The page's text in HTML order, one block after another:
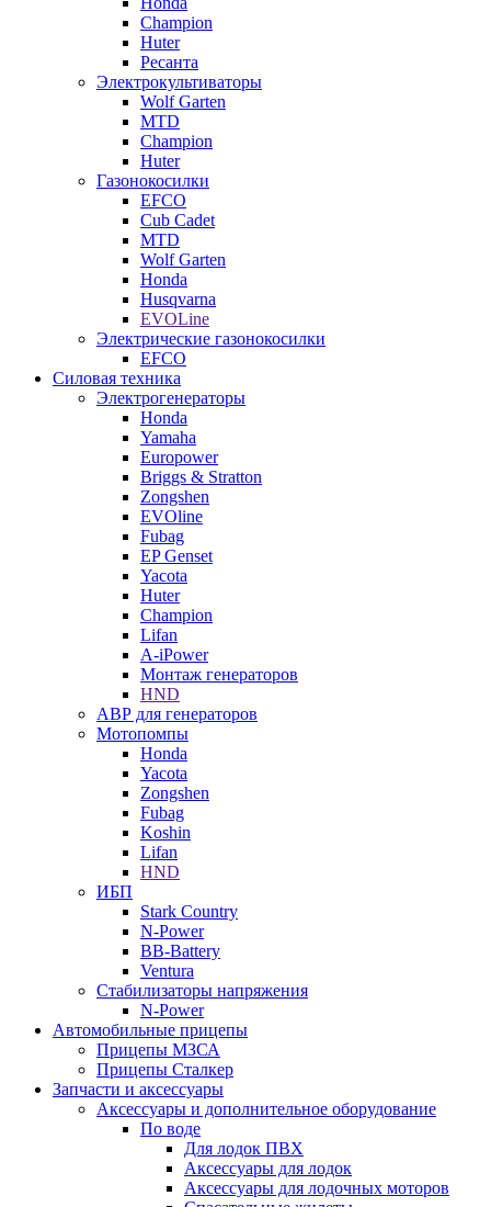
Champion
Huter
Ресанта
Электрокультиваторы
Wolf Garten
MTD
Champion
Huter
Газонокосилки
EFCO
Cub Cadet
MTD
Wolf Garten
Honda
Husqvarna
EVOLine
Электрические газонокосилки
EFCO
Силовая техника
Электрогенераторы
Honda
Yamaha
Europower
Briggs & Stratton
Zongshen
EVOline
Fubag
EP Genset
Yacota
Huter
Champion
Lifan
A-iPower
Монтаж генераторов
HND
АВР для генераторов
Мотопомпы
Honda
Yacota
Zongshen
Fubag
Koshin
Lifan
HND
ИБП
Stark Country
N-Power
BB-Battery
Ventura
Стабилизаторы напряжения
N-Power
Автомобильные прицепы
Прицепы МЗСА
Прицепы Сталкер
Запчасти и аксессуары
Аксессуары и дополнительное оборудование
По воде
Для лодок ПВХ
Аксессуары для лодок
Аксессуары для лодочных моторов